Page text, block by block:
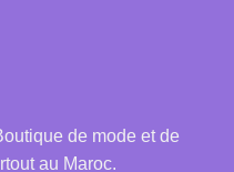
de mode et de
au Maroc.